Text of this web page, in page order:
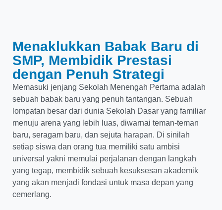
Menaklukkan Babak Baru di
SMP, Membidik Prestasi
dengan Penuh Strategi
Memasuki jenjang Sekolah Menengah Pertama adalah
sebuah babak baru yang penuh tantangan. Sebuah
lompatan besar dari dunia Sekolah Dasar yang familiar
menuju arena yang lebih luas, diwarnai teman-teman
baru, seragam baru, dan sejuta harapan. Di sinilah
setiap siswa dan orang tua memiliki satu ambisi
universal yakni memulai perjalanan dengan langkah
yang tegap, membidik sebuah kesuksesan akademik
yang akan menjadi fondasi untuk masa depan yang
cemerlang.